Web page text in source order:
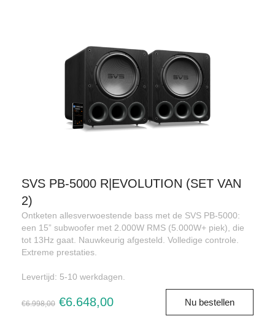
SVS PB-5000 R|EVOLUTION (SET VAN
2)
Ontketen allesverwoestende bass met de SVS PB-5000:
een 15” subwoofer met 2.000W RMS (5.000W+ piek), die
tot 13Hz gaat. Nauwkeurig afgesteld. Volledige controle.
Extreme prestaties.
Levertijd: 5-10 werkdagen.
€6.998,00 €6.648,00 Nu bestellen